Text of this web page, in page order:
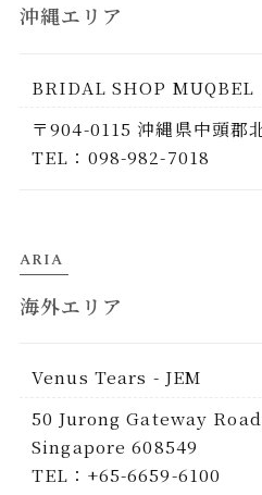
沖縄エリア
BRIDAL SHOP MUQBEL
〒904-0115 沖縄県中頭郡
TEL：098-982-7018
ARIA
海外エリア
Venus Tears - JEM
50 Jurong Gateway
Singapore 608549
TEL：+65-6659-6100